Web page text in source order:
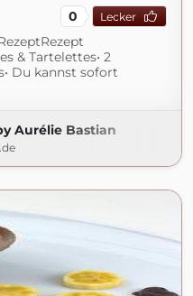
0 Lecker
& Tartelettes• 2
Du kannst sofort
Aurélie Bastian